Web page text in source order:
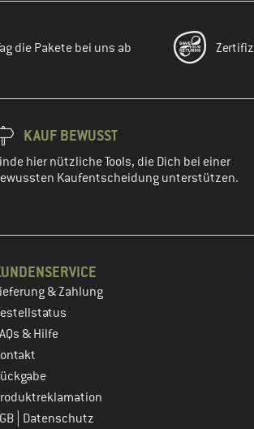
die Pakete bei uns ab
KAUF BEWUSST
hier nützliche Tools, die Dich bei einer
Kaufentscheidung unterstützen.
& Zahlung
& Hilfe
Datenschutz